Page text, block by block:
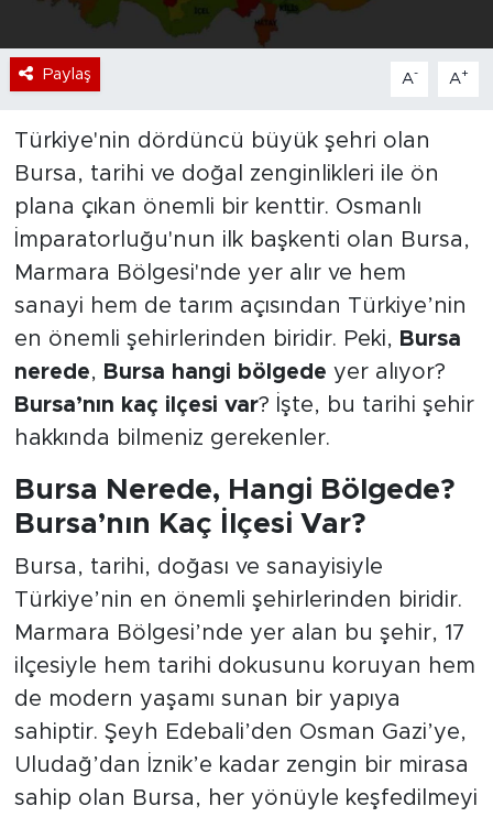
Paylaş A- A+
Türkiye'nin dördüncü büyük şehri olan
Bursa, tarihi ve doğal zenginlikleri ile ön
plana çıkan önemli bir kenttir. Osmanlı
İmparatorluğu'nun ilk başkenti olan Bursa,
Marmara Bölgesi'nde yer alır ve hem
sanayi hem de tarım açısından Türkiye’nin
en önemli şehirlerinden biridir. Peki, Bursa
nerede, Bursa hangi bölgede yer alıyor?
Bursa’nın kaç ilçesi var? İşte, bu tarihi şehir
hakkında bilmeniz gerekenler.
Bursa Nerede, Hangi Bölgede?
Bursa’nın Kaç İlçesi Var?
Bursa, tarihi, doğası ve sanayisiyle
Türkiye’nin en önemli şehirlerinden biridir.
Marmara Bölgesi’nde yer alan bu şehir, 17
ilçesiyle hem tarihi dokusunu koruyan hem
de modern yaşamı sunan bir yapıya
sahiptir. Şeyh Edebali’den Osman Gazi’ye,
Uludağ’dan İznik’e kadar zengin bir mirasa
sahip olan Bursa, her yönüyle keşfedilmeyi